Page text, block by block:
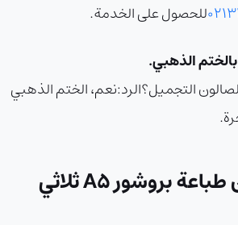
للحصول على الخدمة.
بالختم الذهبي.
التجميل؟الرد:نعم، الختم الذهبي
لنعرف أكثر عن طباعة بروشور A5 ثلاثي